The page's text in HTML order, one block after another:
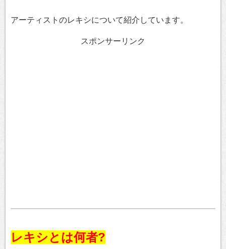
アーティストのレキシについて紹介しています。
スポンサーリンク
レキシとは何者?